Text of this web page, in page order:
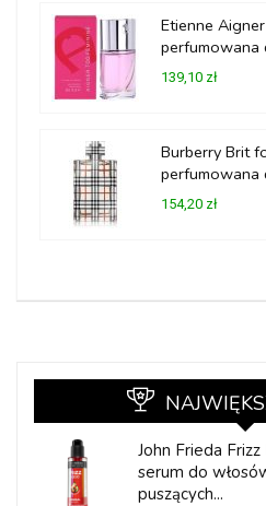
Etienne
perfumowana
139,10 zł
Burberry Brit
perfumowana
154,20 zł
John Frieda
serum do
puszących...